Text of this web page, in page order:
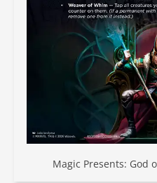
Magic Presents: God